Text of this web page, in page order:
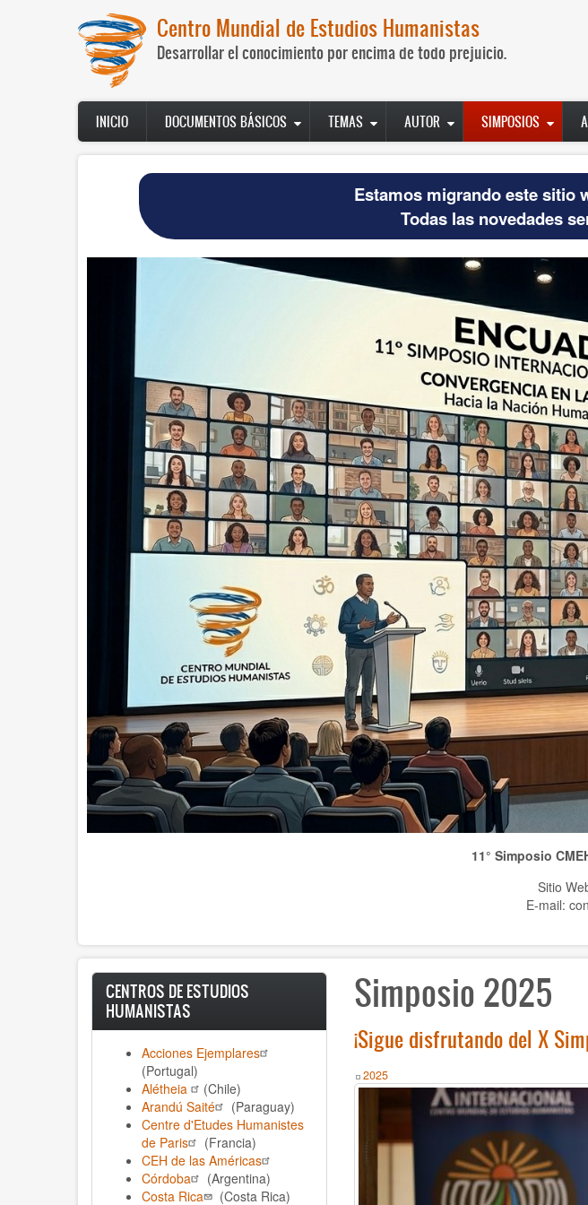
Centro Mundial de Estudios Humanistas
Desarrollar el conocimiento por encima de todo prejuicio.
Navegación
principal
INICIO DOCUMENTOS BÁSICOS TEMAS AUTOR SIMPOSIOS
Estamos migrando este sitio
Todas las novedades
11° Simposio
Sitio
E-mail:
CENTROS DE ESTUDIOS
HUMANISTAS
Acciones Ejemplares
(Portugal)
Alétheia
(Chile)
Arandú Saité
(Paraguay)
Centre d'Etudes Humanistes
de Paris
(Francia)
CEH de las Américas
Córdoba
(Argentina)
Costa Rica
(Costa Rica)
Simposio 2025
¡Sigue disfrutando del X
Year
2025